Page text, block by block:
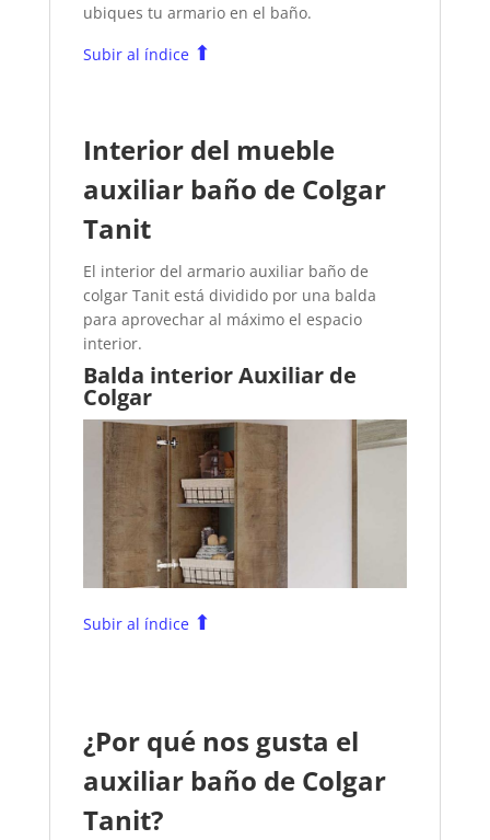
ubiques tu armario en el baño.
Subir al índice ⬆
Interior del mueble
auxiliar baño de Colgar
Tanit
El interior del armario auxiliar baño de
colgar Tanit está dividido por una balda
para aprovechar al máximo el espacio
interior.
Balda interior Auxiliar de
Colgar
Subir al índice ⬆
¿Por qué nos gusta el
auxiliar baño de Colgar
Tanit?